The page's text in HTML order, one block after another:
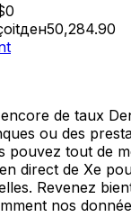
ден50,284.90
de taux
ou des
pouvez tout de
direct de Xe
Revenez
nos